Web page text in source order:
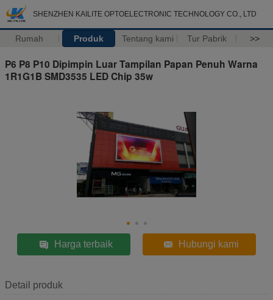
SHENZHEN KAILITE OPTOELECTRONIC TECHNOLOGY CO., LTD
Rumah Produk Tentang kami Tur Pabrik >>
P6 P8 P10 Dipimpin Luar Tampilan Papan Penuh Warna
1R1G1B SMD3535 LED Chip 35w
Harga terbaik Hubungi kami
Detail produk